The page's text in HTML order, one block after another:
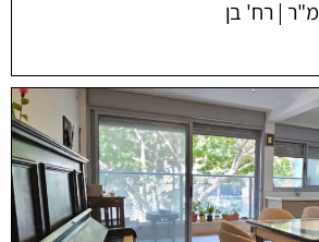
מרפסת שמש 14 מ"ר | רח' בן